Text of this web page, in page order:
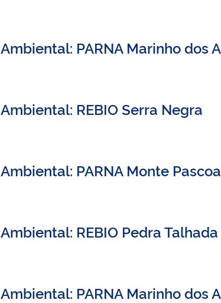
PARNA Marinho dos
REBIO Serra Negra
PARNA Monte
REBIO Pedra Talhada
PARNA Marinho dos